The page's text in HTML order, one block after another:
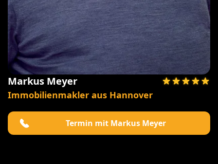
Markus Meyer
Immobilienmakler aus Hannover
Termin mit Markus Meyer